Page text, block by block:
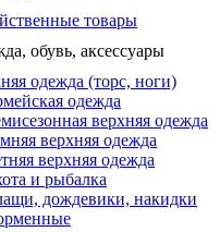
товары
обувь, аксессуары
одежда (торс, ноги)
одежда
верхняя одежда
верхняя одежда
верхняя одежда
и рыбалка
дождевики, накидки